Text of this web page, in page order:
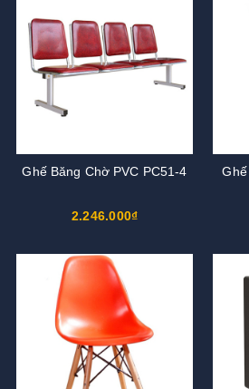
Ghế Băng Chờ PVC PC51-4
2.246.000₫